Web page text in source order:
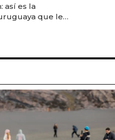
apertura
así es la
que le